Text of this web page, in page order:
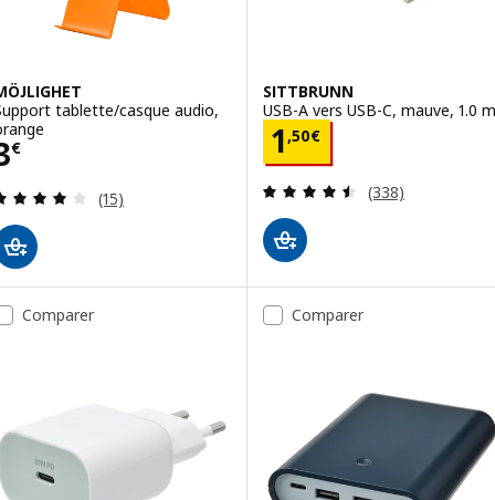
tablette/casque audio,
€ 3€
Révision: 4.1 hors de 5 étoiles. Nombre total de
(15)
SITTBRUNN
USB-A vers USB-C, mauve, 1.0 m
1,50€
Prix 1,50€
Révision: 4.5
(338)
Comparer Comparer